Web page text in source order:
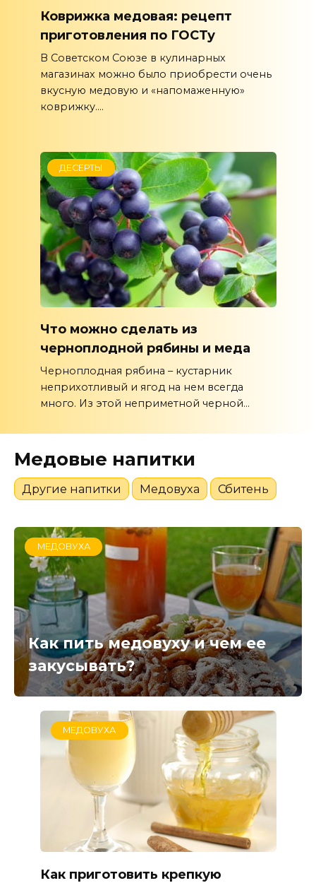
Коврижка медовая: рецепт
приготовления по ГОСТу
В Советском Союзе в кулинарных
магазинах можно было приобрести очень
вкусную медовую и «напомаженную»
коврижку....
ДЕСЕРТЫ
Что можно сделать из
черноплодной рябины и меда
Черноплодная рябина – кустарник
неприхотливый и ягод на нем всегда
много. Из этой неприметной черной...
Медовые напитки
Другие напитки Медовуха Сбитень
МЕДОВУХА
Как пить медовуху и чем ее
закусывать?
МЕДОВУХА
Как приготовить крепкую